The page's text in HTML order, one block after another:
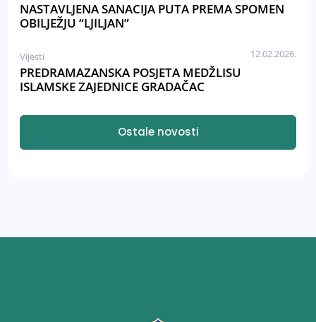
NASTAVLJENA SANACIJA PUTA PREMA SPOMEN
OBILJEŽJU “LJILJAN”
Vijesti 12.02.2026.
PREDRAMAZANSKA POSJETA MEDŽLISU
ISLAMSKE ZAJEDNICE GRADAČAC
Ostale novosti